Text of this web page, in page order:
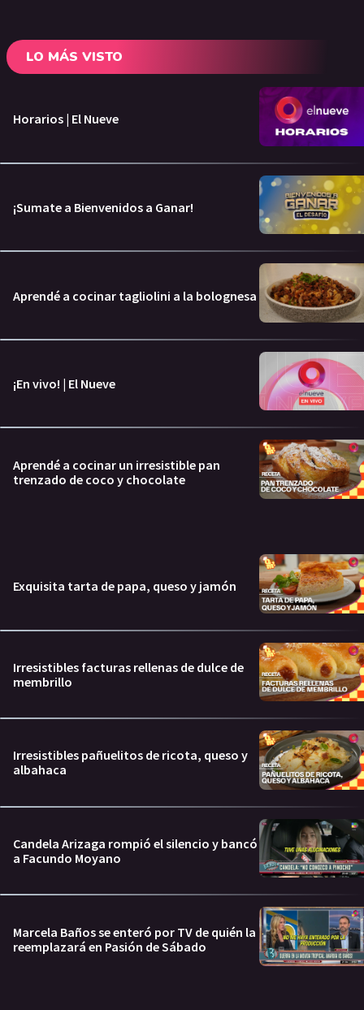
LO MÁS VISTO
Horarios | El Nueve
¡Sumate a Bienvenidos a Ganar!
Aprendé a cocinar tagliolini a la bolognesa
¡En vivo! | El Nueve
Aprendé a cocinar un irresistible pan
trenzado de coco y chocolate
Exquisita tarta de papa, queso y jamón
Irresistibles facturas rellenas de dulce de
membrillo
Irresistibles pañuelitos de ricota, queso y
albahaca
Candela Arizaga rompió el silencio y bancó
a Facundo Moyano
Marcela Baños se enteró por TV de quién la
reemplazará en Pasión de Sábado